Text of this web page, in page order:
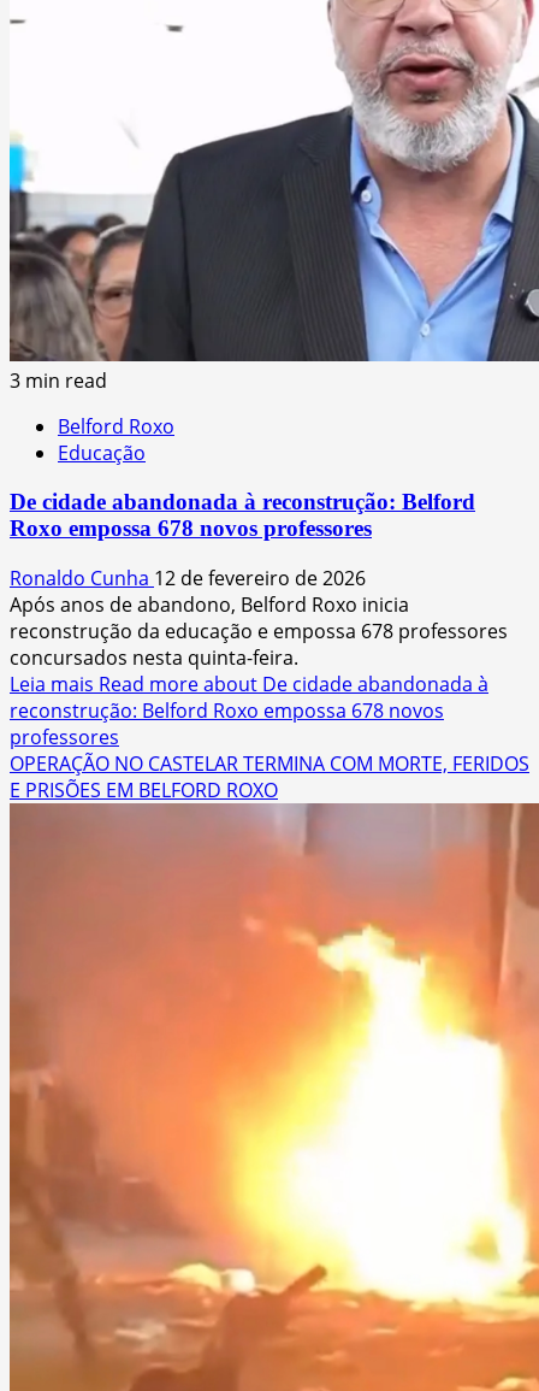
3 min read
Belford Roxo
Educação
De cidade abandonada à reconstrução: Belford
Roxo empossa 678 novos professores
Ronaldo Cunha 12 de fevereiro de 2026
Após anos de abandono, Belford Roxo inicia
reconstrução da educação e empossa 678 professores
concursados nesta quinta-feira.
Leia mais Read more about De cidade abandonada à
reconstrução: Belford Roxo empossa 678 novos
professores
OPERAÇÃO NO CASTELAR TERMINA COM MORTE, FERIDOS
E PRISÕES EM BELFORD ROXO